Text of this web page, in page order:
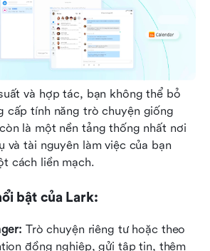
và hợp tác, bạn không thể bỏ
cấp tính năng trò chuyện giống
là một nền tảng thống nhất nơi
và tài nguyên làm việc của bạn
cách liền mạch.
bật của Lark:
Trò chuyện riêng tư hoặc theo
đồng nghiệp, gửi tập tin, thêm